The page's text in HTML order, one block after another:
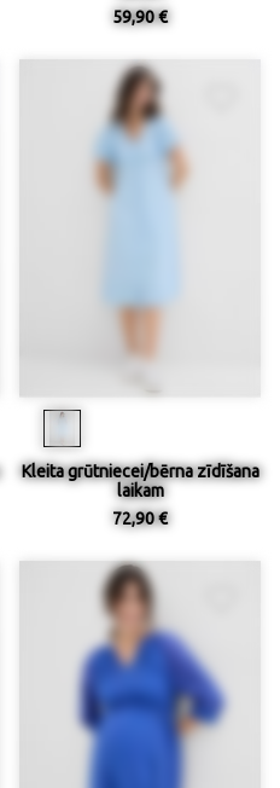
59,90 €
Kleita grūtniecei/bērna zīdīšana
laikam
72,90 €